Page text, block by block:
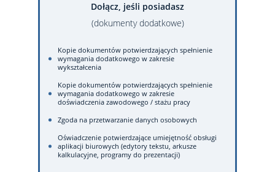
Dołącz, jeśli posiadasz
(dokumenty dodatkowe)
Kopie dokumentów potwierdzających spełnienie
wymagania dodatkowego w zakresie
wykształcenia
Kopie dokumentów potwierdzających spełnienie
wymagania dodatkowego w zakresie
doświadczenia zawodowego / stażu pracy
Zgoda na przetwarzanie danych osobowych
Oświadczenie potwierdzające umiejętność obsługi
aplikacji biurowych (edytory tekstu, arkusze
kalkulacyjne, programy do prezentacji)